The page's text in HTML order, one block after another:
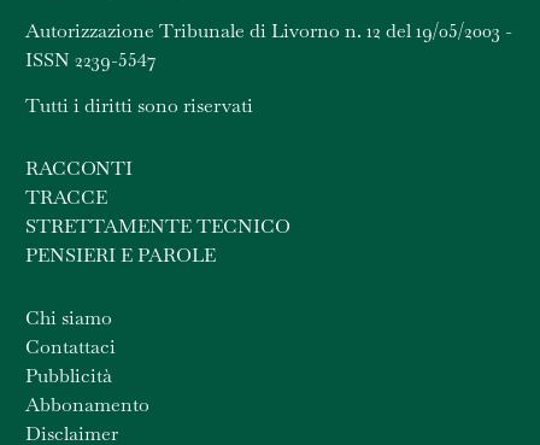
Autorizzazione Tribunale di Livorno n. 12 del 19/05/2003 -
ISSN 2239-5547
Tutti i diritti sono riservati
RACCONTI
TRACCE
STRETTAMENTE TECNICO
PENSIERI E PAROLE
Chi siamo
Contattaci
Pubblicità
Abbonamento
Disclaimer